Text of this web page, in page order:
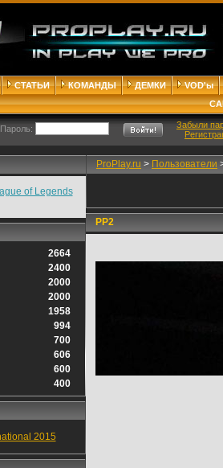
СТАТЬИ КОМАНДЫ ДЕМКИ
VOD'ы
Забыли
of Legends
2664
2400
2000
2000
1958
994
700
606
600
400
2015
ProPlay.ru > Пользователи
PP2